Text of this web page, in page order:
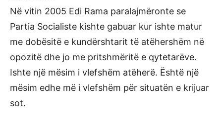
Në vitin 2005 Edi Rama paralajmëronte se
Partia Socialiste kishte gabuar kur ishte matur
me dobësitë e kundërshtarit të atëhershëm në
opozitë dhe jo me pritshmëritë e qytetarëve.
Ishte një mësim i vlefshëm atëherë. Është një
mësim edhe më i vlefshëm për situatën e krijuar
sot.